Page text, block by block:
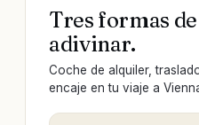
Tres formas de
adivinar.
Coche de alquiler,
encaje en tu viaje a